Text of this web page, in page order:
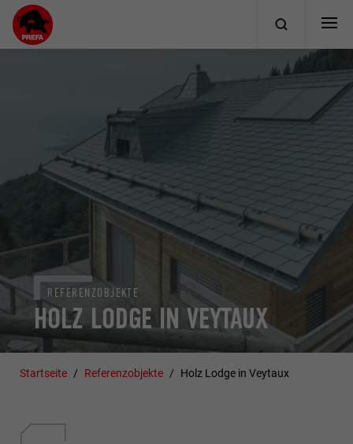
HOLZ LODGE IN VEYTAUX
REFERENZOBJEKTE
Startseite Referenzobjekte Holz Lodge in Veytaux